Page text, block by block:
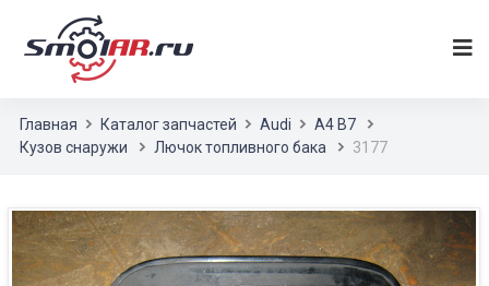
Главная Каталог запчастей Audi
A4 B7
Кузов снаружи
Лючок топливного бака 3177